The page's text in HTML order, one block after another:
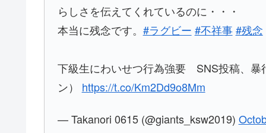
らしさを伝えてくれているのに・・・
本当に残念です。 #ラグビー #不祥事 #残念
下級生にわいせつ行為強要 SNS投稿、
ン） https://t.co/Km2Dd9o8Mm
— Takanori 0615 (@giants_ksw2019)